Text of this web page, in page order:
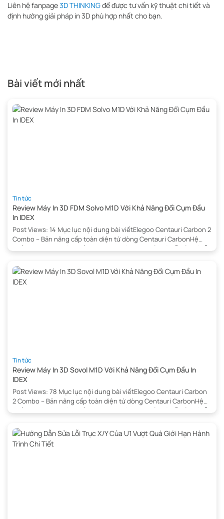
Liên hệ fanpage3D THINKINGđể được tư vấn kỹ thuật chi tiết và
định hướng giải pháp in 3D phù hợp nhất cho bạn.
Bài viết mới nhất
Tin tức
Review Máy In 3D FDM Solvo M1D Với Khả Năng Đổi Cụm Đầu
In IDEX
Post Views: 14 Mục lục nội dung bài viếtElegoo Centauri Carbon 2
Combo – Bản nâng cấp toàn diện từ dòng Centauri CarbonHệ
thống CANVAS: Cách tiếp cận in đa màu đơn giản và dễ bảo trìHỗ
bật của Elegoo Centauri Carbon 2 […]
Tin tức
Review Máy In 3D Sovol M1D Với Khả Năng Đổi Cụm Đầu In
IDEX
Post Views: 78 Mục lục nội dung bài viếtElegoo Centauri Carbon
2 Combo – Bản nâng cấp toàn diện từ dòng Centauri CarbonHệ
thống CANVAS: Cách tiếp cận in đa màu đơn giản và dễ bảo trìHỗ
bật của Elegoo Centauri Carbon 2 […]